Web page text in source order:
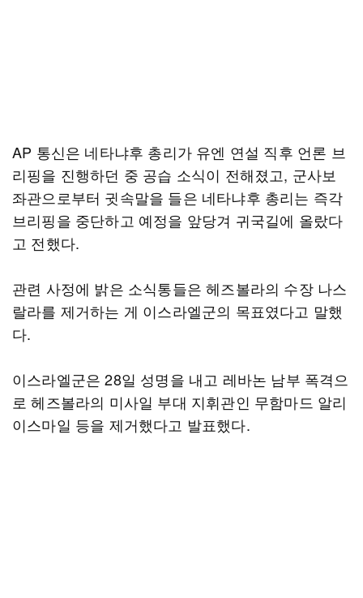
AP 통신은 네타냐후 총리가 유엔 연설 직후 언론 브
리핑을 진행하던 중 공습 소식이 전해졌고, 군사보
좌관으로부터 귓속말을 들은 네타냐후 총리는 즉각
브리핑을 중단하고 예정을 앞당겨 귀국길에 올랐다
고 전했다.
관련 사정에 밝은 소식통들은 헤즈볼라의 수장 나스
랄라를 제거하는 게 이스라엘군의 목표였다고 말했
다.
이스라엘군은 28일 성명을 내고 레바논 남부 폭격으
로 헤즈볼라의 미사일 부대 지휘관인 무함마드 알리
이스마일 등을 제거했다고 발표했다.